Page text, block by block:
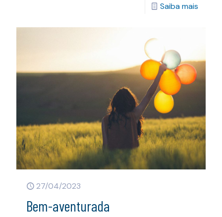
Saiba mais
27/04/2023
Bem-aventurada